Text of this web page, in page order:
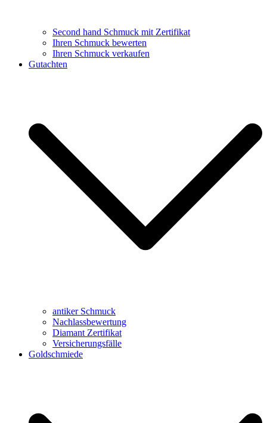
Second hand Schmuck mit Zertifikat
Ihren Schmuck bewerten
Ihren Schmuck verkaufen
Gutachten
antiker Schmuck
Nachlassbewertung
Diamant Zertifikat
Versicherungsfälle
Goldschmiede